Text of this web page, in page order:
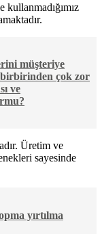
kullanmadığımız
müşteriye
çok zor
ve
Üretim ve
sayesinde
yırtılma